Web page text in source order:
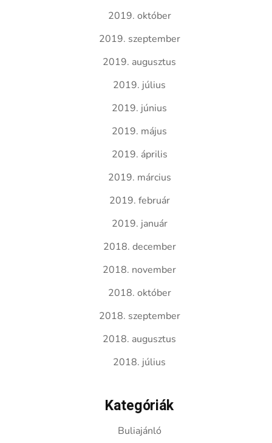
2019. október
2019. szeptember
2019. augusztus
2019. július
2019. június
2019. május
2019. április
2019. március
2019. február
2019. január
2018. december
2018. november
2018. október
2018. szeptember
2018. augusztus
2018. július
Kategóriák
Buliajánló